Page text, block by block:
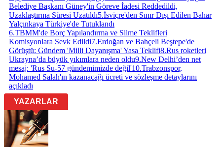
Belediye Başkanı Güney'in Göreve İadesi Reddedildi,
Uzaklaştırma Süresi Uzatıldı5.İsviçre'den Sınır Dışı Edilen Bahar
Yalçınkaya Türkiye'de Tutuklandı
6.TBMM'de Borç Yapılandırma ve Silme Teklifleri
Komisyonlara Sevk Edildi7.Erdoğan ve Bahçeli Beştepe'de
Görüştü: Gündem 'Milli Dayanışma' Yasa Teklifi8.Rus roketleri
Ukrayna’da büyük yıkımlara neden oldu9.New Delhi’den net
mesaj: 'Rus Su-57 gündemimizde değil'10.Trabzonspor,
Mohamed Salah'ın kazanacağı ücreti ve sözleşme detaylarını
açıkladı
YAZARLAR